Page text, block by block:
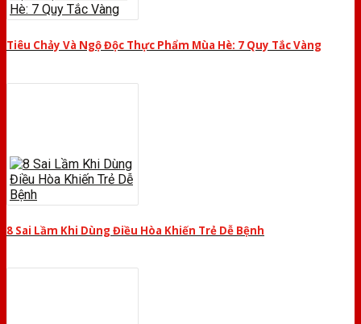
Tiêu Chảy Và Ngộ Độc Thực Phẩm Mùa Hè: 7 Quy Tắc Vàng
8 Sai Lầm Khi Dùng Điều Hòa Khiến Trẻ Dễ Bệnh